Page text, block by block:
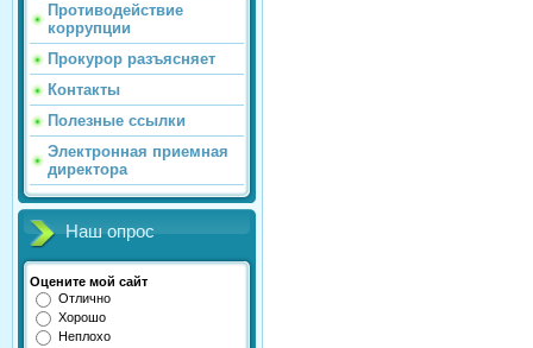
Противодействие
коррупции
Прокурор разъясняет
Контакты
Полезные ссылки
Электронная приемная
директора
Наш опрос
Оцените мой сайт
Отлично
Хорошо
Неплохо